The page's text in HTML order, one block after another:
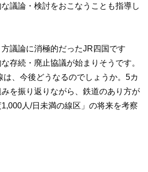
議論・検討をおこなうことも指導し
議論に消極的だったJR四国です
存続・廃止協議が始まりそうです。
、今後どうなるのでしょうか。5カ
を振り返りながら、鉄道のあり方が
人/日未満の線区」の将来を考察